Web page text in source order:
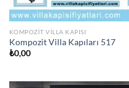
KOMPOZIT VILLA KAPISI
Kompozit Villa Kapıları 517
₺0,00